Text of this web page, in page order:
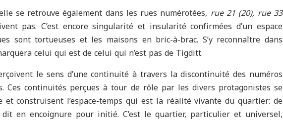
se retrouve également dans les rues numérotées, rue 21 (20), rue 33
pas. C’est encore singularité et insularité confirmées d’un espace
sont tortueuses et les maisons en bric-à-brac. S’y reconnaître dans
celui qui est de celui qui n’est pas de Tigditt.
le sens d’une continuité à travers la discontinuité des numéros
Ces continuités perçues à tour de rôle par les divers protagonistes se
et construisent l’espace-temps qui est la réalité vivante du quartier: de
en encoignure pour initié. C’est le quartier, particulier et universel,